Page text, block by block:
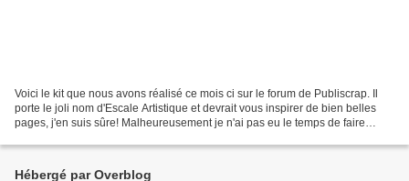
Voici le kit que nous avons réalisé ce mois ci sur le forum de Publiscrap. Il
porte le joli nom d'Escale Artistique et devrait vous inspirer de bien belles
pages, j'en suis sûre! Malheureusement je n'ai pas eu le temps de faire
Hébergé par Overblog